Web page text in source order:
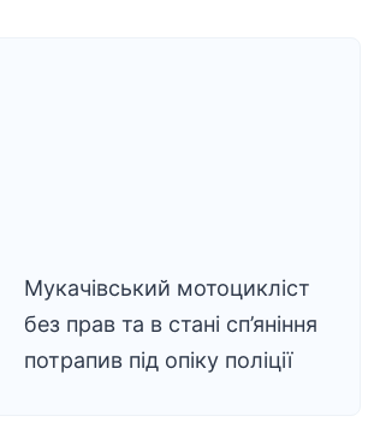
Мукачівський мотоцикліст
без прав та в стані сп’яніння
потрапив під опіку поліції